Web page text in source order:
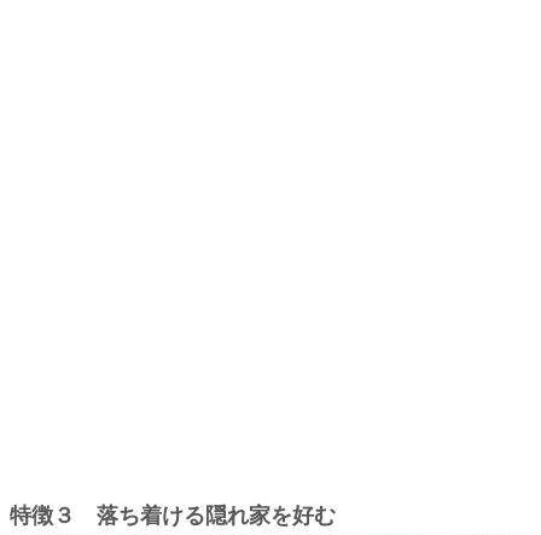
特徴３ 落ち着ける隠れ家を好む